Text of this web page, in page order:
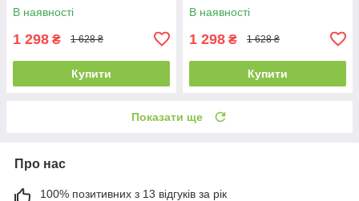
В наявності
1 298 ₴ 1 628 ₴
Купити
В наявності
1 298 ₴ 1 628 ₴
Купити
Показати ще
Про нас
100% позитивних з 13 відгуків за рік